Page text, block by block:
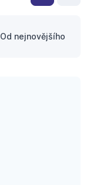
Od nejnovějšího